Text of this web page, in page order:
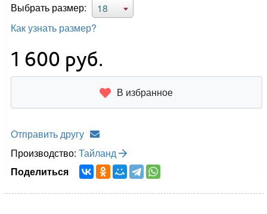
Выбрать размер:
18
Как узнать размер?
1 600 руб.
В избранное
Отправить другу
Производство:Тайланд
Поделиться